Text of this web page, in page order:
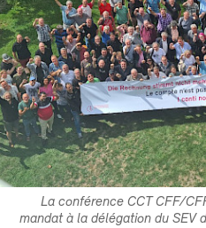
La conférence CCT CFF/
mandat à la délégation du SEV